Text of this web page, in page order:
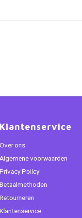
Klantenservice
Over ons
Algemene voorwaarden
Privacy Policy
Betaalmethoden
Retourneren
Klantenservice